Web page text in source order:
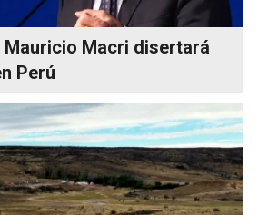
Mauricio Macri disertará
Perú